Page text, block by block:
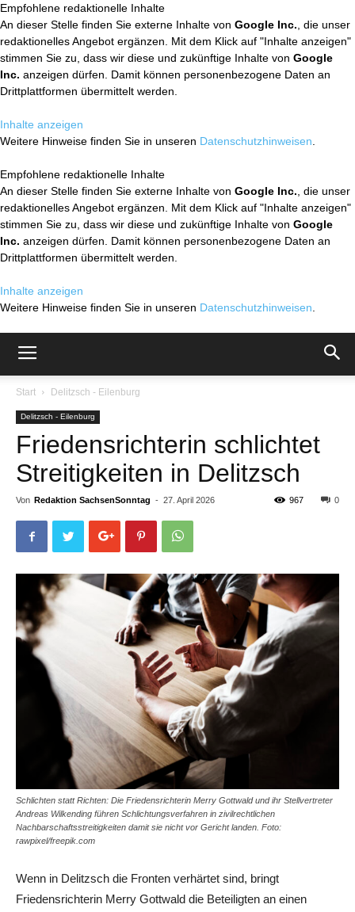
Empfohlene redaktionelle Inhalte
An dieser Stelle finden Sie externe Inhalte von Google Inc. , die unser
redaktionelles Angebot ergänzen. Mit dem Klick auf "Inhalte anzeigen"
stimmen Sie zu, dass wir diese und zukünftige Inhalte von Google
Inc. anzeigen dürfen. Damit können personenbezogene Daten an
Drittplattformen übermittelt werden.
Inhalte anzeigen
Weitere Hinweise finden Sie in unseren Datenschutzhinweisen
Empfohlene redaktionelle Inhalte
An dieser Stelle finden Sie externe Inhalte von Google Inc. , die unser
redaktionelles Angebot ergänzen. Mit dem Klick auf "Inhalte anzeigen"
stimmen Sie zu, dass wir diese und zukünftige Inhalte von Google
Inc. anzeigen dürfen. Damit können personenbezogene Daten an
Drittplattformen übermittelt werden.
Inhalte anzeigen
Weitere Hinweise finden Sie in unseren Datenschutzhinweisen
Start Delitzsch - Eilenburg
Delitzsch - Eilenburg
Friedensrichterin schlichtet
Streitigkeiten in Delitzsch
Von Redaktion SachsenSonntag - 27. April 2026 0
967
Schlichten statt Richten: Die Friedensrichterin Merry Gottwald und ihr Stellvertreter
Andreas Wilkending führen Schlichtungsverfahren in zivilrechtlichen
Nachbarschaftsstreitigkeiten damit sie nicht vor Gericht landen. Foto:
rawpixel/freepik.com
Wenn in Delitzsch die Fronten verhärtet sind, bringt
Friedensrichterin Merry Gottwald die Beteiligten an einen